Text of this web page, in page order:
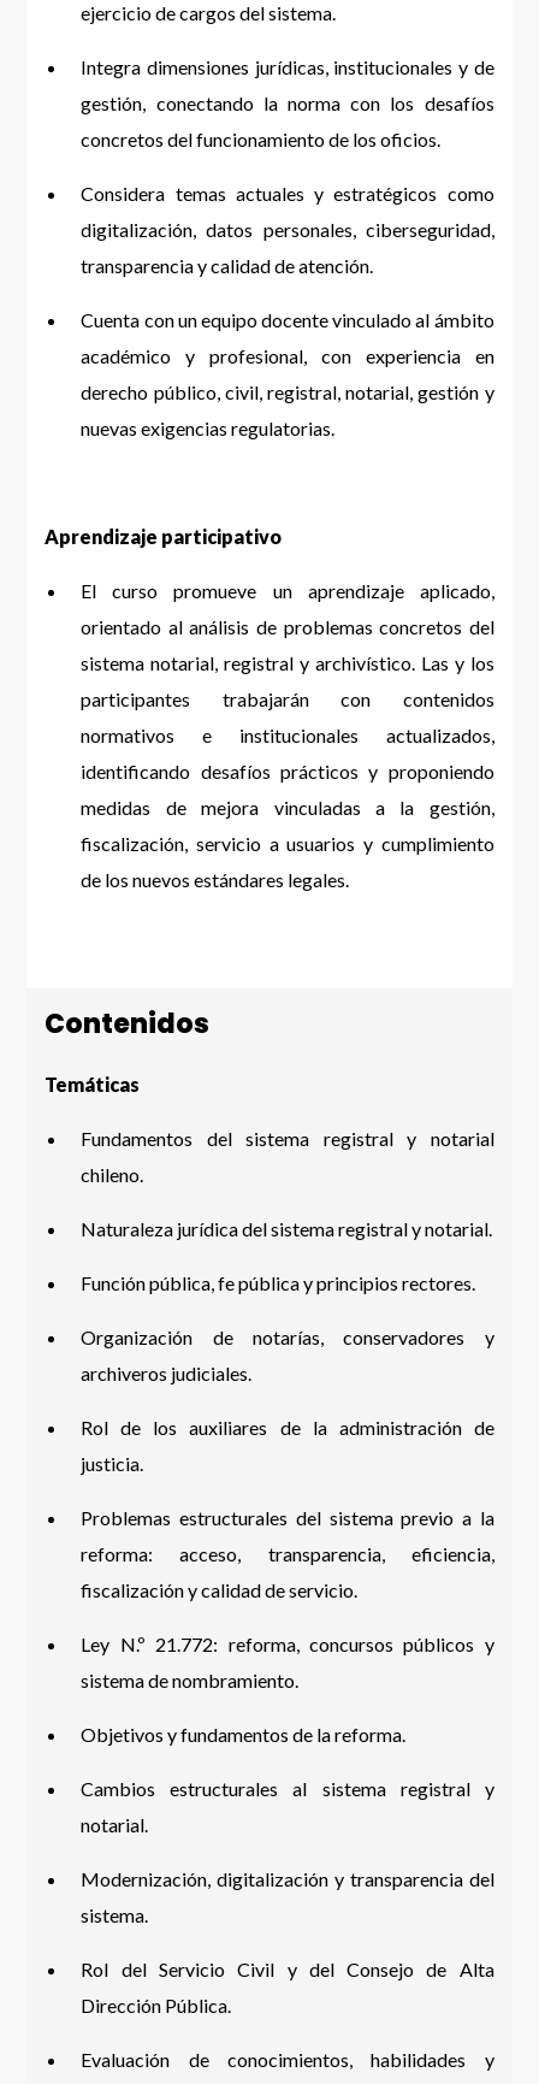
ejercicio de cargos del sistema.
Integra dimensiones jurídicas, institucionales y de
gestión, conectando la norma con los desafíos
concretos del funcionamiento de los oficios.
Considera temas actuales y estratégicos como
digitalización, datos personales, ciberseguridad,
transparencia y calidad de atención.
Cuenta con un equipo docente vinculado al ámbito
académico y profesional, con experiencia en
derecho público, civil, registral, notarial, gestión y
nuevas exigencias regulatorias.
Aprendizaje participativo
El curso promueve un aprendizaje aplicado,
orientado al análisis de problemas concretos del
sistema notarial, registral y archivístico. Las y los
participantes trabajarán con contenidos
normativos e institucionales actualizados,
identificando desafíos prácticos y proponiendo
medidas de mejora vinculadas a la gestión,
fiscalización, servicio a usuarios y cumplimiento
de los nuevos estándares legales.
Contenidos
Temáticas
Fundamentos del sistema registral y notarial
chileno.
Naturaleza jurídica del sistema registral y notarial.
Función pública, fe pública y principios rectores.
Organización de notarías, conservadores y
archiveros judiciales.
Rol de los auxiliares de la administración de
justicia.
Problemas estructurales del sistema previo a la
reforma: acceso, transparencia, eficiencia,
fiscalización y calidad de servicio.
Ley N.º 21.772: reforma, concursos públicos y
sistema de nombramiento.
Objetivos y fundamentos de la reforma.
Cambios estructurales al sistema registral y
notarial.
Modernización, digitalización y transparencia del
sistema.
Rol del Servicio Civil y del Consejo de Alta
Dirección Pública.
Evaluación de conocimientos, habilidades y